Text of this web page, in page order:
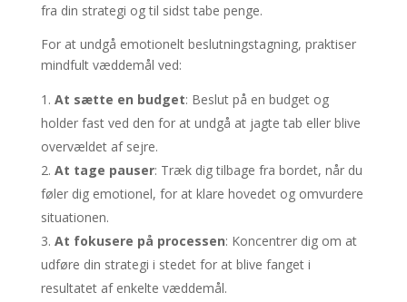
fra din strategi og til sidst tabe penge.
For at undgå emotionelt beslutningstagning, praktiser
mindfult væddemål ved:
At sætte en budget: Beslut på en budget og
holder fast ved den for at undgå at jagte tab eller blive
overvældet af sejre.
At tage pauser: Træk dig tilbage fra bordet, når du
føler dig emotionel, for at klare hovedet og omvurdere
situationen.
At fokusere på processen: Koncentrer dig om at
udføre din strategi i stedet for at blive fanget i
resultatet af enkelte væddemål.